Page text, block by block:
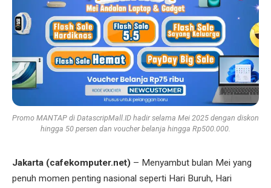
Promo MANTAP di DatascripMall.ID hadir selama Mei 2025 dengan diskon
hingga 50 persen dan voucher belanja hingga Rp500.000.
Jakarta (cafekomputer.net) – Menyambut bulan Mei yang
penuh momen penting nasional seperti Hari Buruh, Hari